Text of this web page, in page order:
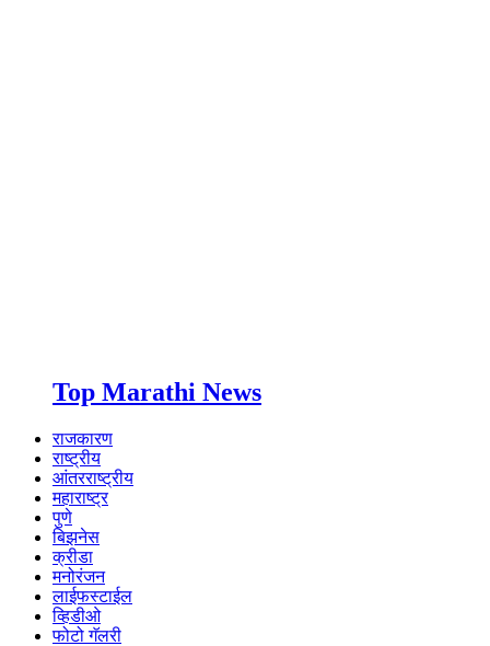
Top Marathi News
राजकारण
राष्ट्रीय
आंतरराष्ट्रीय
महाराष्ट्र
पुणे
बिझनेस
क्रीडा
मनोरंजन
लाईफस्टाईल
व्हिडीओ
फोटो गॅलरी